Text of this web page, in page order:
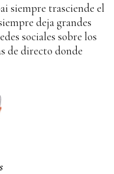
siempre trasciende el
deja grandes
sociales sobre los
de directo donde